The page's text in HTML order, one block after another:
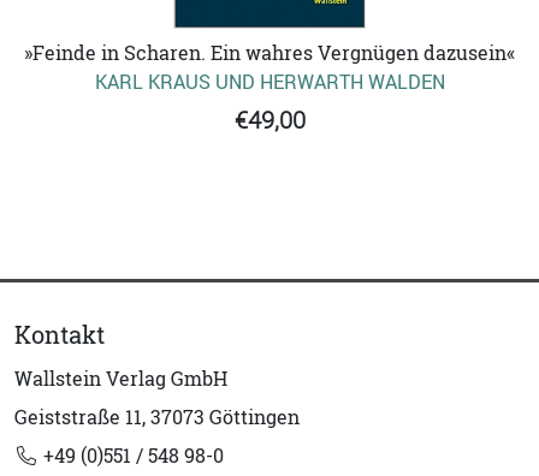
»Feinde in Scharen. Ein wahres Vergnügen dazusein«
KARL KRAUS UND HERWARTH WALDEN
€49,00
Kontakt
Wallstein Verlag GmbH
Geiststraße 11, 37073 Göttingen
+49 (0)551 / 548 98-0